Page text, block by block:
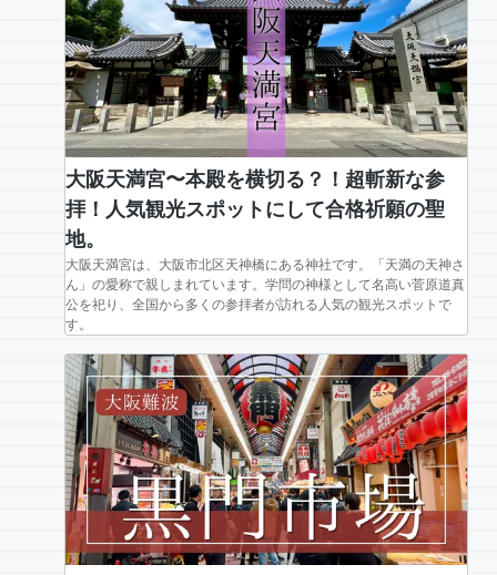
大阪天満宮〜本殿を横切る？！超斬新な参
拝！人気観光スポットにして合格祈願の聖
地。
大阪天満宮は、大阪市北区天神橋にある神社です。「天満の天神さ
ん」の愛称で親しまれています。学問の神様として名高い菅原道真
公を祀り、全国から多くの参拝者が訪れる人気の観光スポットで
す。